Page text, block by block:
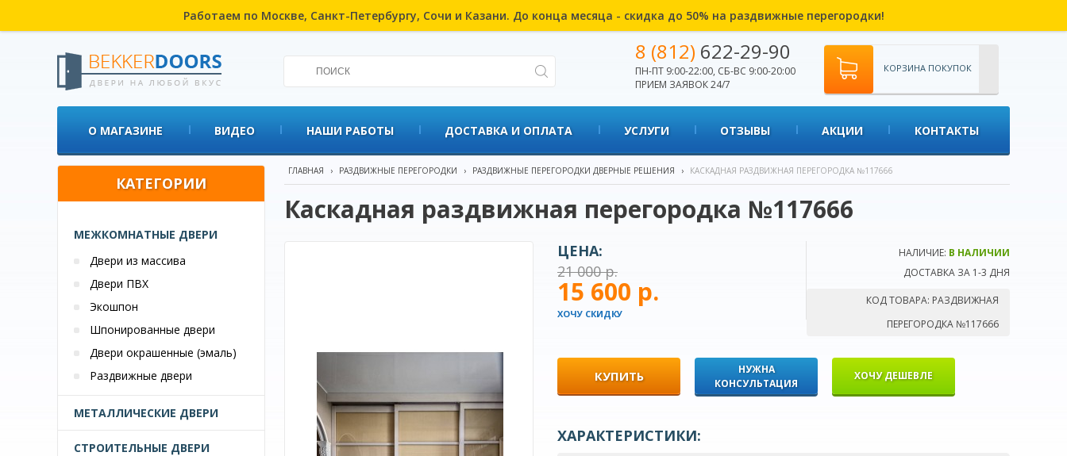
Работаем по Москве, Санкт-Петербургу, Сочи и Казани. До конца месяца - скидка до 50% на раздвижные перегородки!
8 (812) 622-29-90
ПН-ПТ 9:00-22:00, СБ-ВС 9:00-20:00
ПРИЕМ ЗАЯВОК 24/7
КОРЗИНА ПОКУПОК
О МАГАЗИНЕ ВИДЕО НАШИ РАБОТЫ ДОСТАВКА И ОПЛАТА УСЛУГИ ОТЗЫВЫ АКЦИИ КОНТАКТЫ
КАТЕГОРИИ
МЕЖКОМНАТНЫЕ ДВЕРИ
Двери из массива
Двери ПВХ
Экошпон
Шпонированные двери
Двери окрашенные (эмаль)
Раздвижные двери
МЕТАЛЛИЧЕСКИЕ ДВЕРИ
СТРОИТЕЛЬНЫЕ ДВЕРИ
ГЛАВНАЯ › РАЗДВИЖНЫЕ ПЕРЕГОРОДКИ › РАЗДВИЖНЫЕ ПЕРЕГОРОДКИ ДВЕРНЫЕ РЕШЕНИЯ › КАСКАДНАЯ РАЗДВИЖНАЯ ПЕРЕГОРОДКА №117666
Каскадная раздвижная перегородка №117666
НАЛИЧИЕ: В НАЛИЧИИ
ДОСТАВКА ЗА 1-3 ДНЯ
КОД ТОВАРА: РАЗДВИЖНАЯ
ПЕРЕГОРОДКА №117666
ЦЕНА:
21 000 р.
15 600 р.
ХОЧУ СКИДКУ
КУПИТЬ
НУЖНА
КОНСУЛЬТАЦИЯ
ХОЧУ ДЕШЕВЛЕ
ХАРАКТЕРИСТИКИ: